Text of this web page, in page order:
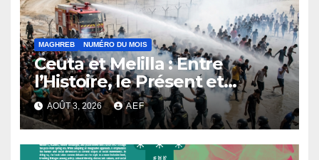
MAGHREB NUMÉRO DU MOIS
Ceuta et Melilla : Entre
l’Histoire, le Présent et
l’Avenir
AOÛT 3, 2026 AEF